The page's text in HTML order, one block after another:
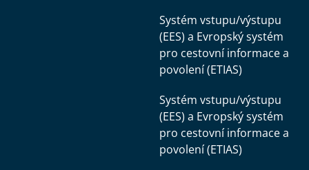
Systém vstupu/výstupu
(EES) a Evropský systém
pro cestovní informace a
povolení (ETIAS)
Systém vstupu/výstupu
(EES) a Evropský systém
pro cestovní informace a
povolení (ETIAS)